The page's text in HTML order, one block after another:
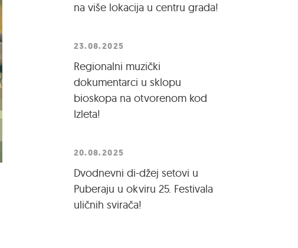
na više lokacija u centru grada!
23.08.2025
Regionalni muzički
dokumentarci u sklopu
bioskopa na otvorenom kod
Izleta!
20.08.2025
Dvodnevni di-džej setovi u
Puberaju u okviru 25. Festivala
uličnih svirača!